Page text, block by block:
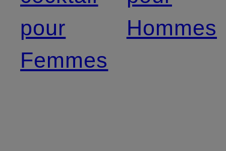
pour
Femmes
Hommes